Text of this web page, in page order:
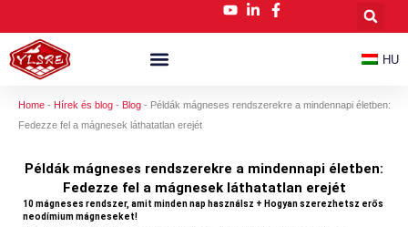
tartalomra
HU
Home - Hírek és blog - Blog - Példák mágneses rendszerekre a mindennapi életben:
Fedezze fel a mágnesek láthatatlan erejét
Példák mágneses rendszerekre a mindennapi életben:
Fedezze fel a mágnesek láthatatlan erejét
10 mágneses rendszer, amit minden nap használsz + Hogyan szerezhetsz erős
neodímium mágneseket!